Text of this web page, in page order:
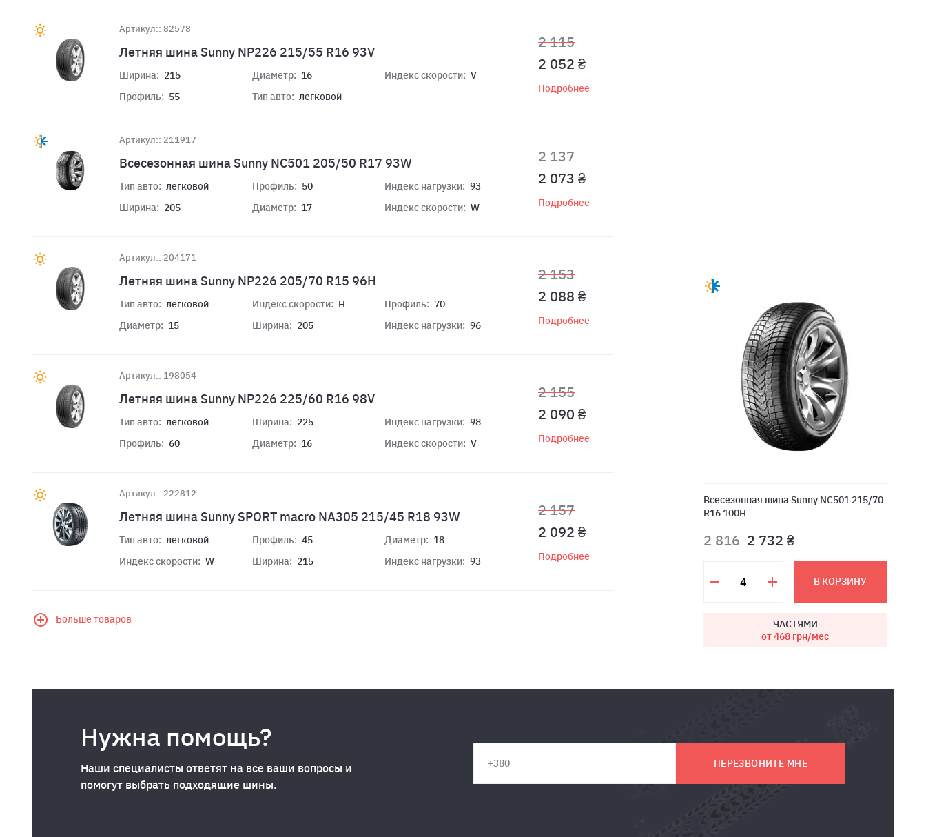
Артикул:: 82578
Летняя шина Sunny NP226 215/55 R16 93V
Ширина: 215
Профиль: 55
Диаметр: 16
Тип авто: легковой
Индекс скорости: V
2 115
2 052 ₴
Подробнее
Артикул:: 211917
Всесезонная шина Sunny NC501 205/50 R17 93W
Тип авто: легковой
Ширина: 205
Профиль: 50
Диаметр: 17
Индекс нагрузки: 93
Индекс скорости: W
2 137
2 073 ₴
Подробнее
Артикул:: 204171
Летняя шина Sunny NP226 205/70 R15 96H
Тип авто: легковой
Диаметр: 15
Индекс скорости: H
Ширина: 205
Профиль: 70
Индекс нагрузки: 96
2 153
2 088 ₴
Подробнее
Артикул:: 198054
Летняя шина Sunny NP226 225/60 R16 98V
Тип авто: легковой
Профиль: 60
Ширина: 225
Диаметр: 16
Индекс нагрузки: 98
Индекс скорости: V
2 155
2 090 ₴
Подробнее
Артикул:: 222812
Летняя шина Sunny SPORT macro NA305 215/45 R18 93W
Тип авто: легковой
Индекс скорости: W
Профиль: 45
Ширина: 215
Диаметр: 18
Индекс нагрузки: 93
2 157
2 092 ₴
Подробнее
Больше товаров
Всесезонная шина Sunny NC501 215/70
R16 100H
2 816 2 732 ₴
В КОРЗИНУ
ЧАСТЯМИ
от 468 грн/мес
Нужна помощь?
Наши специалисты ответят на все ваши вопросы и
помогут выбрать подходящие шины.
ПЕРЕЗВОНИТЕ МНЕ